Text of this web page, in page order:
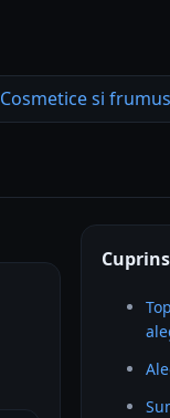
Cosmetice si
Cuprins